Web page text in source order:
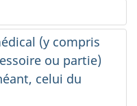
(y compris
ou partie)
celui du